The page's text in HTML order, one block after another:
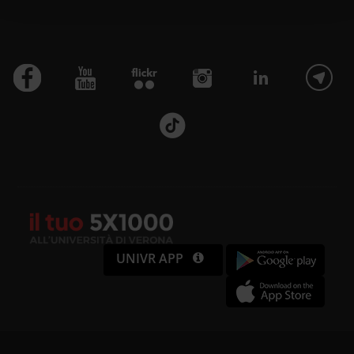
UNIVR APP